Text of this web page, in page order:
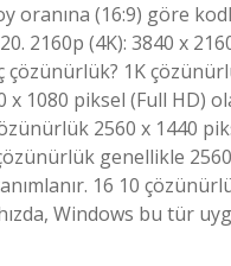
oranına (16:9) göre
2160p (4K): 3840 x
çözünürlük? 1K
x 1080 piksel (Full HD)
2560 x 1440
genellikle
16 10
Windows bu tür